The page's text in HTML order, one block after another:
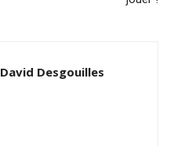
David Desgouilles